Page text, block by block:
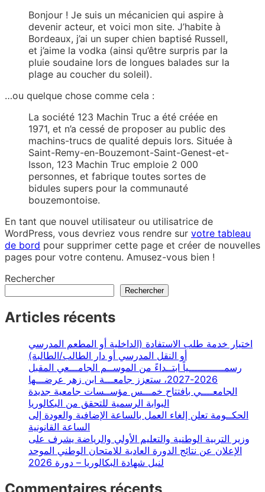
Bonjour ! Je suis un mécanicien qui aspire à
devenir acteur, et voici mon site. J’habite à
Bordeaux, j’ai un super chien baptisé Russell,
et j’aime la vodka (ainsi qu’être surpris par la
pluie soudaine lors de longues balades sur la
plage au coucher du soleil).
…ou quelque chose comme cela :
La société 123 Machin Truc a été créée en
1971, et n’a cessé de proposer au public des
machins-trucs de qualité depuis lors. Située à
Saint-Remy-en-Bouzemont-Saint-Genest-et-
Isson, 123 Machin Truc emploie 2 000
personnes, et fabrique toutes sortes de
bidules supers pour la communauté
bouzemontoise.
En tant que nouvel utilisateur ou utilisatrice de
WordPress, vous devriez vous rendre sur votre tableau
de bord pour supprimer cette page et créer de nouvelles
pages pour votre contenu. Amusez-vous bien !
Rechercher
Rechercher
Articles récents
اختيار خدمة طلب الاستفادة (الداخلية أو المطعم المدرسي
أو النقل المدرسي أو دار الطالب/الطالبة)
رسمــــــــــــياً ابتــداءً من الموســم الجامـــعي المقبل
2026-2027، ستعزز جامعـــة ابن زهر عرضـــها
الجامعــــي بافتتاح خمـــس مؤســسات جامعية جديدة
البوابة الرسمية للتحقق من البكالوريا
الحكــومة تعلن إلغاء العمل بالساعة الإضافية والعودة إلى
الساعة القانونية
وزير التربية الوطنية والتعليم الأولي والرياضة يشرف على
الإعلان عن نتائج الدورة العادية للامتحان الوطني الموحد
لنيل شهادة البكالوريا – دورة 2026
Commentaires récents